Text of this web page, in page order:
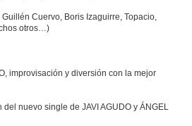
Cuervo, Boris Izaguirre, Topacio,
otros…)
improvisación y diversión con la mejor
nuevo single de JAVI AGUDO y ÁNGEL